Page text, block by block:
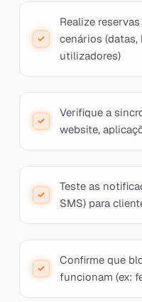
Realize
cenários
utilizadores)
Verifique a
website,
Teste as
SMS) para
Confirme que
funcionam (ex: